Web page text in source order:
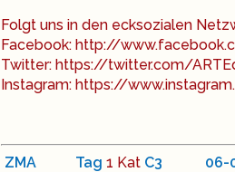
Folgt uns in den ecksozialen
Facebook: http://
Twitter: https://twitter.com/
Instagram: https://
ZMA Tag 1 Kat C3 06-